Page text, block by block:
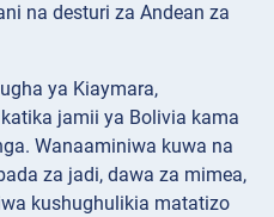
na desturi za Andean za
ya Kiaymara,
jamii ya Bolivia kama
Wanaaminiwa kuwa na
za jadi, dawa za mimea,
kushughulikia matatizo